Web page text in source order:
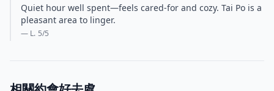
Quiet hour well spent—feels cared-for and cozy. Tai Po is a
pleasant area to linger.
— L. 5/5